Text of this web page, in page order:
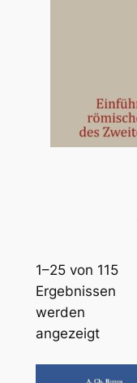
1–25 von 115
Ergebnissen
werden
angezeigtNach